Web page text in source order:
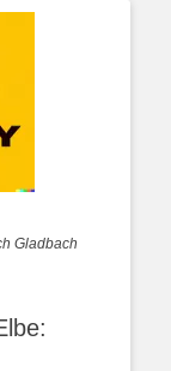
Gladbach